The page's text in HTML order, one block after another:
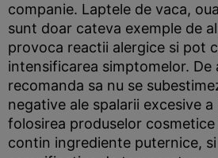
companie. Laptele de vaca,
sunt doar cateva exemple de
provoca reactii alergice si pot
intensificarea simptomelor. De
recomanda sa nu se
negative ale spalarii excesive a
folosirea produselor
contin ingrediente puternice,